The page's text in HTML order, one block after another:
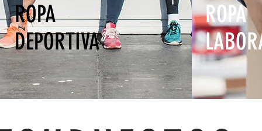
ROPA
DEPORTIVA
ROPA